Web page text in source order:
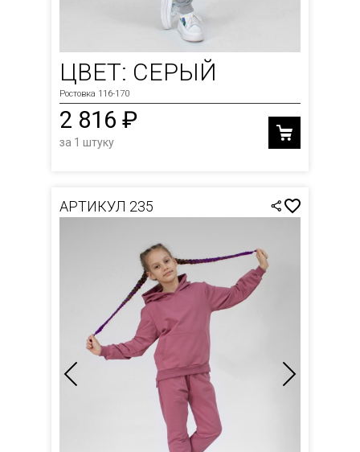
ЦВЕТ: СЕРЫЙ
Ростовка 116-170
2 816 ₽
за 1 штуку
АРТИКУЛ 235